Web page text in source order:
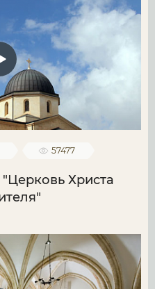
57477
Христа